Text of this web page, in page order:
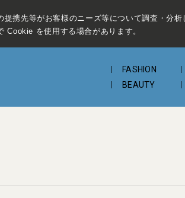
提携先等がお客様のニーズ等について調査・分
Cookie を使用する場合があります。
FASHION
BEAUTY